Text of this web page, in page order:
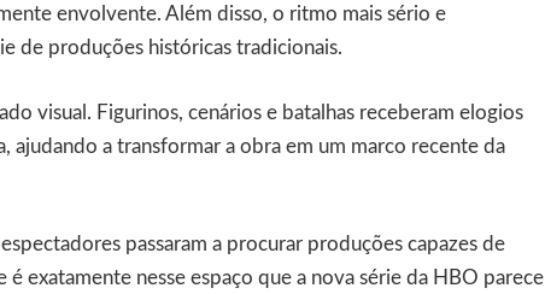
envolvente. Além disso, o ritmo mais sério e
de produções históricas tradicionais.
visual. Figurinos, cenários e batalhas receberam elogios
ajudando a transformar a obra em um marco recente da
passaram a procurar produções capazes de
exatamente nesse espaço que a nova série da HBO parece